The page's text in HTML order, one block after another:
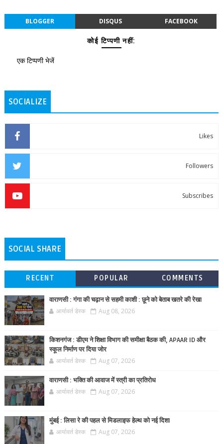
BLOGGER DISQUS FACEBOOK
कोई टिप्पणी नहीं:
एक टिप्पणी भेजें
SOCIALIZE
Likes
Followers
Subscribes
SOCIAL SHARE
RECENT POPULAR COMMENTS
वाराणसी : गंगा की चढ़ान से सहमी काशी : छूने को बेताब खतरे की रेखा
आर्यावर्त डेस्क Aug 08, 2026
किशनगंज : डीएम ने शिक्षा विभाग की समीक्षा बैठक की, APAAR ID और
स्कूल निर्माण पर दिया जोर
आर्यावर्त डेस्क Aug 07, 2026
वाराणसी : भक्ति की आवाज में स्त्री का प्रतिरोध
आर्यावर्त डेस्क Aug 07, 2026
मुंबई : लिसा रे की पहल से मिडलाइफ हेल्थ को नई दिशा
आर्यावर्त डेस्क Aug 07, 2026